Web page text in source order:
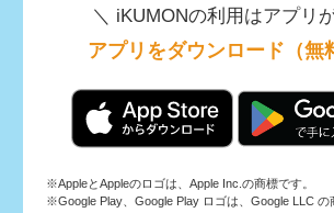
＼ iKUMONの利用はアプリ
アプリをダウンロード（無
※AppleとAppleのロゴは、Apple Inc.の商標です。
※Google Play、Google Play ロゴは、Google LLC の